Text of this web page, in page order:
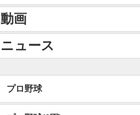
動画
ニュース
プロ野球